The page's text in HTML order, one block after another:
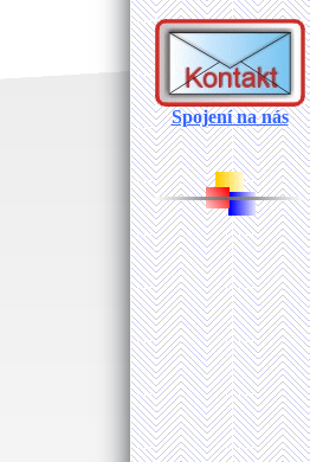
Spojení na nás